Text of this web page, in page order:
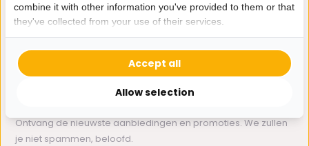
0162-231130
klantenservice@bazaaronline.nl
Ontvang de nieuwste aanbiedingen en promoties. We zullen
je niet spammen, beloofd.
combine it with other information you've provided to them or that
they've collected from your use of their services.
Allow selection
Accept all